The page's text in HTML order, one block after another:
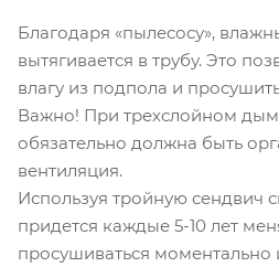
Благодаря «пылесосу»,
вытягивается в трубу. Это
влагу из подпола и
Важно! При трехслойном
обязательно должна быть
вентиляция.
Используя тройную сендвич
придется каждые 5-10 лет
просушиваться моментально